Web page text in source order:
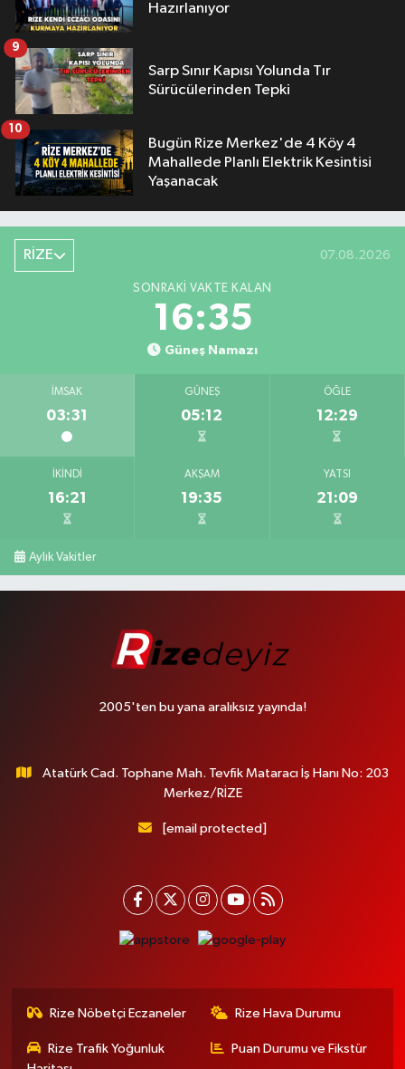
Hazırlanıyor
Sarp Sınır Kapısı Yolunda Tır
Sürücülerinden Tepki
9
Bugün Rize Merkez'de 4 Köy 4
Mahallede Planlı Elektrik Kesintisi
Yaşanacak
10
RİZE 07.08.2026
SONRAKI VAKTE KALAN
16:34
Güneş Namazı
İMSAK
03:31
GÜNEŞ
05:12
ÖĞLE
12:29
İKINDI
16:21
AKŞAM
19:35
YATSI
21:09
Aylık Vakitler
2005'ten bu yana aralıksız yayında!
Atatürk Cad. Tophane Mah. Tevfik Mataracı İş Hanı No: 203
Merkez/RİZE
[email protected]
Rize Nöbetçi Eczaneler Rize Hava Durumu
Rize Trafik Yoğunluk
Puan Durumu ve Fikstür